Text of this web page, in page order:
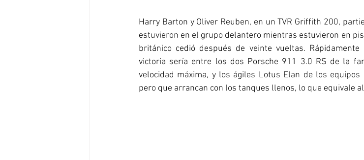
Harry Barton y Oliver Reuben, en un TVR Griffith 200,
estuvieron en el grupo delantero mientras estuvieron en
británico cedió después de veinte vueltas.
victoria sería entre los dos Porsche 911 3.0 RS de la
velocidad máxima, y los ágiles Lotus Elan de los
pero que arrancan con los tanques llenos, lo que equivale